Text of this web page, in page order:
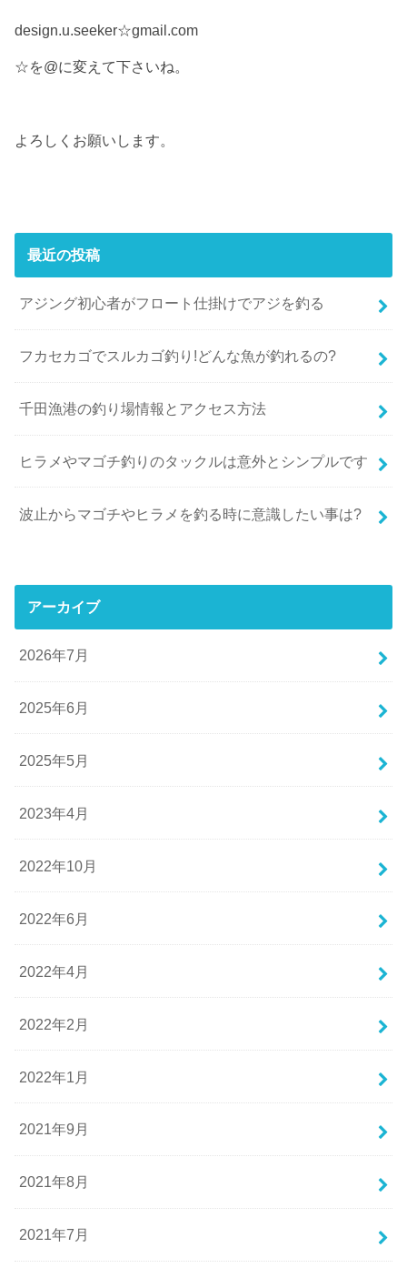
design.u.seeker☆gmail.com
☆を@に変えて下さいね。
よろしくお願いします。
最近の投稿
アジング初心者がフロート仕掛けでアジを釣る
フカセカゴでスルカゴ釣り!どんな魚が釣れるの?
千田漁港の釣り場情報とアクセス方法
ヒラメやマゴチ釣りのタックルは意外とシンプルです
波止からマゴチやヒラメを釣る時に意識したい事は?
アーカイブ
2026年7月
2025年6月
2025年5月
2023年4月
2022年10月
2022年6月
2022年4月
2022年2月
2022年1月
2021年9月
2021年8月
2021年7月